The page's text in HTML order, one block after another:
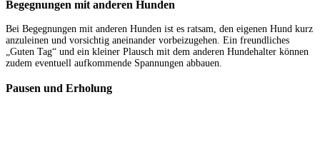
Begegnungen mit anderen Hunden
Bei Begegnungen mit anderen Hunden ist es ratsam, den eigenen Hund kurz
anzuleinen und vorsichtig aneinander vorbeizugehen. Ein freundliches
„Guten Tag“ und ein kleiner Plausch mit dem anderen Hundehalter können
zudem eventuell aufkommende Spannungen abbauen.
Pausen und Erholung